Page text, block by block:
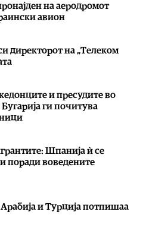
на аеродромот
авион
директорот на „Телеком
и пресудите во
ги почитува
Шпанија ѝ се
поради воведените
и Турција потпишаа